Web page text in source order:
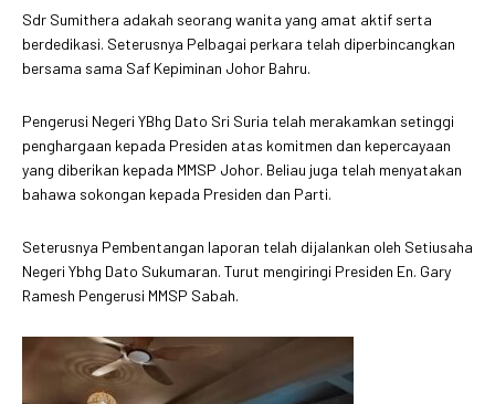
Sdr Sumithera adakah seorang wanita yang amat aktif serta
berdedikasi. Seterusnya Pelbagai perkara telah diperbincangkan
bersama sama Saf Kepiminan Johor Bahru.
Pengerusi Negeri YBhg Dato Sri Suria telah merakamkan setinggi
penghargaan kepada Presiden atas komitmen dan kepercayaan
yang diberikan kepada MMSP Johor. Beliau juga telah menyatakan
bahawa sokongan kepada Presiden dan Parti.
Seterusnya Pembentangan laporan telah dijalankan oleh Setiusaha
Negeri Ybhg Dato Sukumaran. Turut mengiringi Presiden En. Gary
Ramesh Pengerusi MMSP Sabah.